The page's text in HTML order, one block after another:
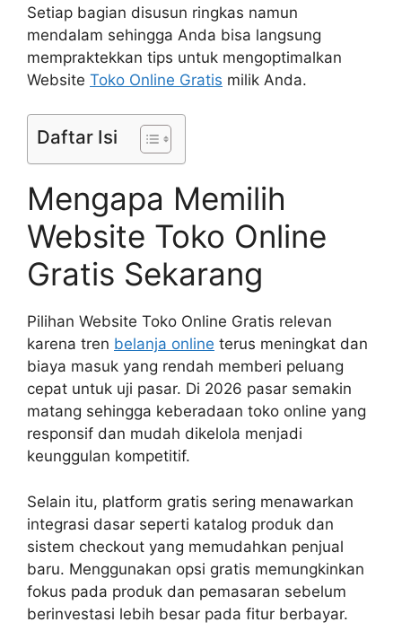
Setiap bagian disusun ringkas namun
mendalam sehingga Anda bisa langsung
mempraktekkan tips untuk mengoptimalkan
Website Toko Online Gratis milik Anda.
Daftar Isi
Mengapa Memilih
Website Toko Online
Gratis Sekarang
Pilihan Website Toko Online Gratis relevan
karena tren belanja online terus meningkat dan
biaya masuk yang rendah memberi peluang
cepat untuk uji pasar. Di 2026 pasar semakin
matang sehingga keberadaan toko online yang
responsif dan mudah dikelola menjadi
keunggulan kompetitif.
Selain itu, platform gratis sering menawarkan
integrasi dasar seperti katalog produk dan
sistem checkout yang memudahkan penjual
baru. Menggunakan opsi gratis memungkinkan
fokus pada produk dan pemasaran sebelum
berinvestasi lebih besar pada fitur berbayar.